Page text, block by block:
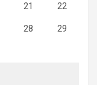
21 22
28 29